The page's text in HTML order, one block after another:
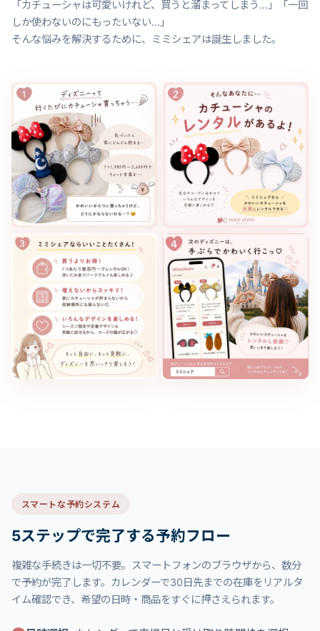
「カチューシャは可愛いけれど、買うと溜まってしまう...」「一回
しか使わないのにもったいない...」
そんな悩みを解決するために、ミミシェアは誕生しました。
スマートな予約システム
5ステップで完了する予約フロー
複雑な手続きは一切不要。スマートフォンのブラウザから、数分
で予約が完了します。カレンダーで30日先までの在庫をリアルタ
イム確認でき、希望の日時・商品をすぐに押さえられます。